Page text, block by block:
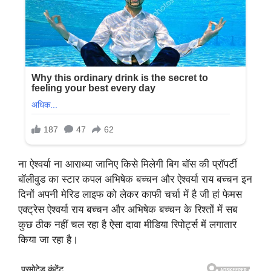
ना ऐश्वर्या ना आराध्या जानिए किसे मिलेगी बिग बॉस की प्रॉपर्टी
बॉलीवुड का स्टार कपल अभिषेक बच्चन और ऐश्वर्या राय बच्चन इन
दिनों अपनी मेरिड लाइफ को लेकर काफी चर्चा में है जी हां फेमस
एक्ट्रेस ऐश्वर्या राय बच्चन और अभिषेक बच्चन के रिश्तों में सब
कुछ ठीक नहीं चल रहा है ऐसा दावा मीडिया रिपोर्ट्स में लगातार
किया जा रहा है।